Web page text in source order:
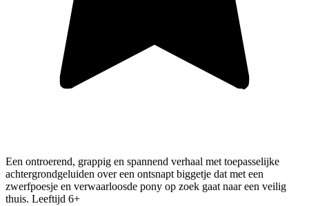
Een ontroerend, grappig en spannend verhaal met toepasselijke
achtergrondgeluiden over een ontsnapt biggetje dat met een
zwerfpoesje en verwaarloosde pony op zoek gaat naar een veilig
thuis. Leeftijd 6+